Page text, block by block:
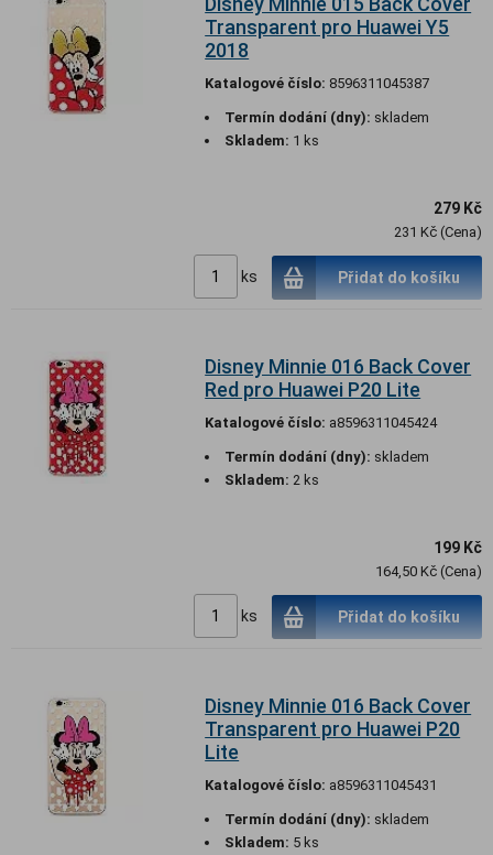
Transparent pro Huawei Y5
2018
Katalogové číslo: 8596311045387
Termín dodání (dny): skladem
Skladem: 1 ks
279 Kč
231 Kč (Cena)
ks Přidat do košíku
Disney Minnie 016 Back Cover
Red pro Huawei P20 Lite
Katalogové číslo: a8596311045424
Termín dodání (dny): skladem
Skladem: 2 ks
199 Kč
164,50 Kč (Cena)
ks Přidat do košíku
Disney Minnie 016 Back Cover
Transparent pro Huawei P20
Lite
Katalogové číslo: a8596311045431
Termín dodání (dny): skladem
Skladem: 5 ks